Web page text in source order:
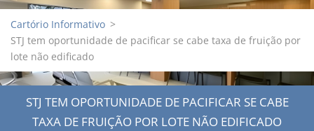
Cartório Informativo >
STJ tem oportunidade de pacificar se cabe taxa de fruição por
lote não edificado
STJ TEM OPORTUNIDADE DE PACIFICAR SE CABE
TAXA DE FRUIÇÃO POR LOTE NÃO EDIFICADO